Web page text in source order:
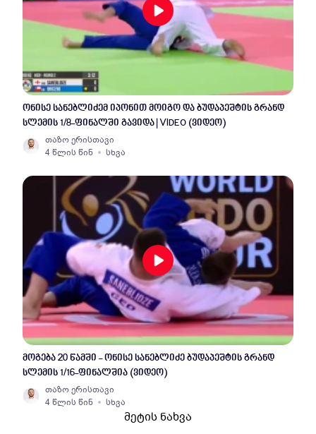
ონისე სანებლიძემ იპონით მოიგო და ბუდაპეშტის გრანდ
სლემის 1/8-ფინალში გავიდა | VIDEO (ვიდეო)
თაზო ერისთავი
4 წლის წინ
სხვა
მოგება 20 წამში - ონისე სანებლიძე ბუდაპეშტის გრანდ
სლემის 1/16-ფინალშია (ვიდეო)
თაზო ერისთავი
4 წლის წინ
სხვა
მეტის ნახვა